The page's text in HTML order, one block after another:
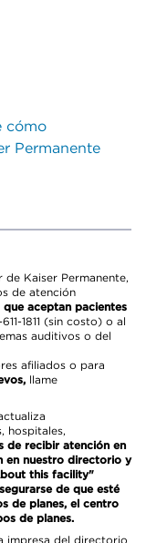
cómo
Permanente
Kaiser Permanente,
de atención
que aceptan pacientes
1811 (sin costo) o al
auditivos o del
afiliados o para
llame
hospitales,
de recibir atención en
en nuestro directorio y
this facility"
de que esté
de planes, el centro
de planes.
impresa del directorio